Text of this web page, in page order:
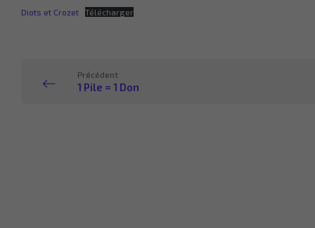
Diots et Crozet Télécharger
Précédent
1 Pile = 1 Don